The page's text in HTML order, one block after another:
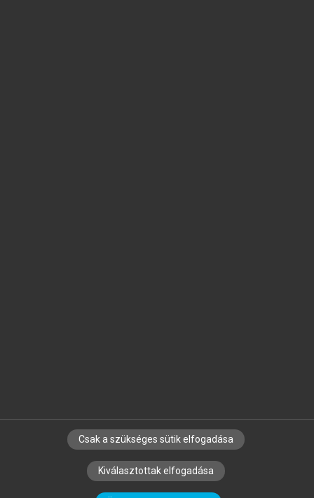
SZERZŐKNEK CÉGEKNEK KÖNYVTÁROSOKNAK
SZERKESZTÉSI ÉS LEKTORÁLÁSI ALAPELVEK
Csak a szükséges sütik elfogadása
Kiválasztottak elfogadása